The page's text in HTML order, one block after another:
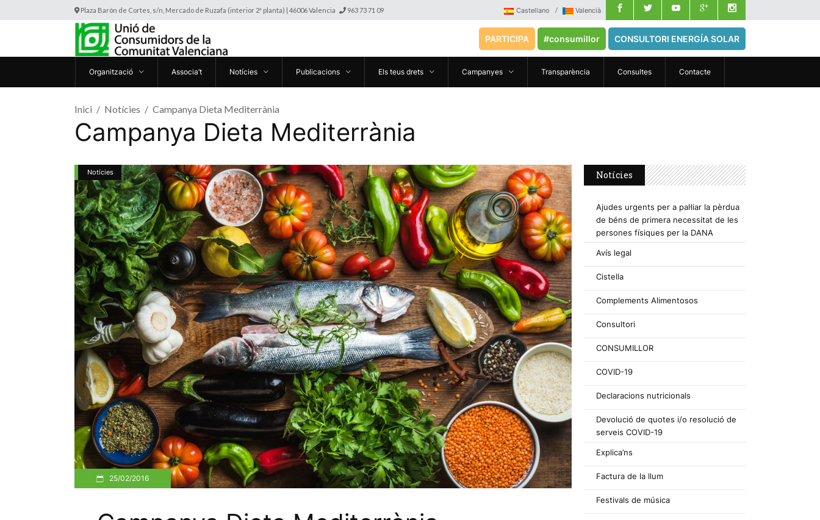
Plaza Barón de Cortes, s/n, Mercado de Ruzafa (interior 2ª planta) | 46006 Valencia 963 73 71 09 Castellano Valencià
PARTICIPA #consumillor CONSULTORI ENERGÍA SOLAR
Organització Associa’t Notícies Publicacions Els teus drets Campanyes Transparència Consultes Contacte
Inici Notícies Campanya Dieta Mediterrània
Campanya Dieta Mediterrània
Notícies
25/02/2016
Notícies
Ajudes urgents per a pal·liar la pèrdua
de béns de primera necessitat de les
persones físiques per la DANA
Avís legal
Cistella
Complements Alimentosos
Consultori
CONSUMILLOR
COVID-19
Declaracions nutricionals
Devolució de quotes i/o resolució de
serveis COVID-19
Explica’ns
Factura de la llum
Festivals de música